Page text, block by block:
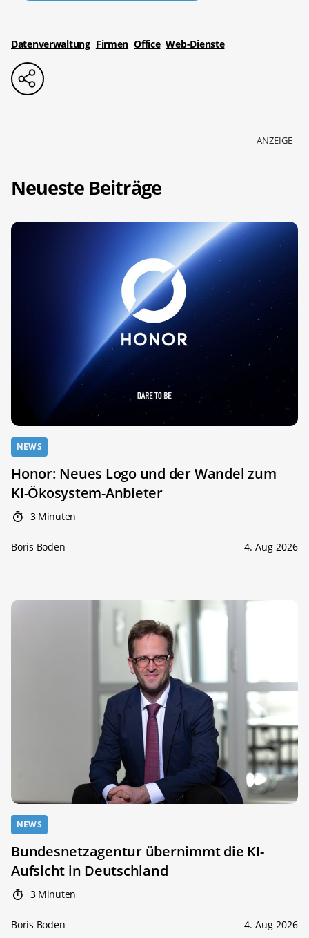
Datenverwaltung Firmen Office Web-Dienste
ANZEIGE
Neueste Beiträge
NEWS
Honor: Neues Logo und der Wandel zum
KI-Ökosystem-Anbieter
3 Minuten
Boris Boden 4. Aug 2026
NEWS
Bundesnetzagentur übernimmt die KI-
Aufsicht in Deutschland
3 Minuten
Boris Boden 4. Aug 2026